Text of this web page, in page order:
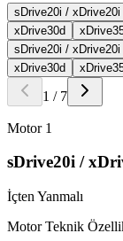
sDrive20i / xDrive20i
xDrive30d
sDrive20i / xDrive20i
xDrive30d
1 / 7
Motor 1
sDrive20i /
İçten Yanmalı
Motor Teknik